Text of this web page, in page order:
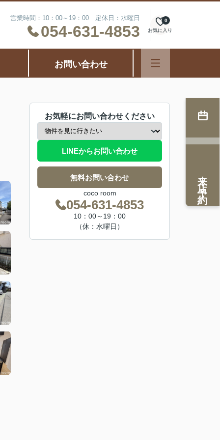
営業時間：10：00～19：00 定休日：水曜日
054-631-4853 お気に入り
0
お問い合わせ
お気軽にお問い合わせください
LINEからお問い合わせ
無料お問い合わせ
coco room
054-631-4853
10：00～19：00
（休：水曜日）
来店予約